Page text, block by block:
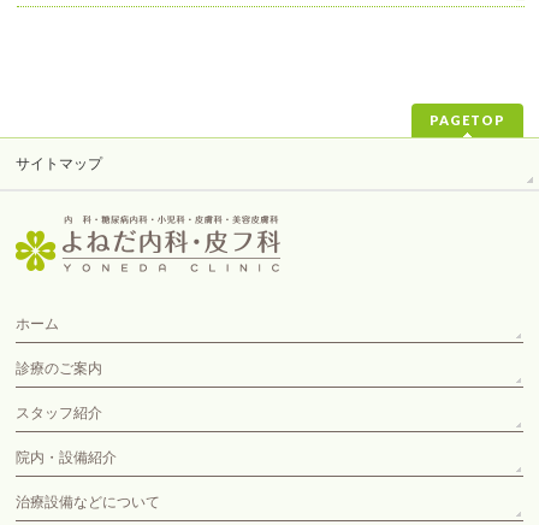
PAGETOP
サイトマップ
ホーム
診療のご案内
スタッフ紹介
院内・設備紹介
治療設備などについて